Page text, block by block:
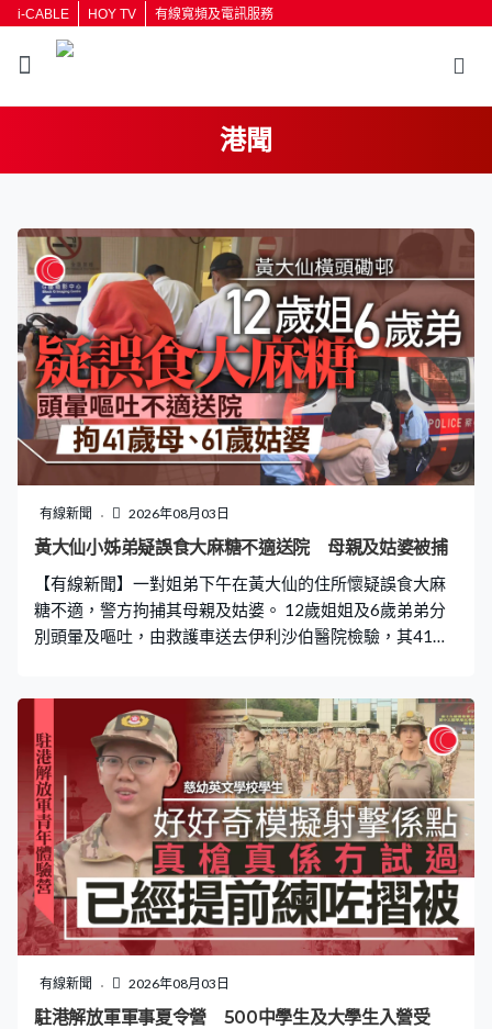
i-CABLE HOY TV 有線寬頻及電訊服務
港聞
有線新聞 2026年08月03日
黃大仙小姊弟疑誤食大麻糖不適送院 母親及姑婆被捕
【有線新聞】一對姐弟下午在黃大仙的住所懷疑誤食大麻
糖不適，警方拘捕其母親及姑婆。 12歲姐姐及6歲弟弟分
別頭暈及嘔吐，由救護車送去伊利沙伯醫院檢驗，其41歲
位，下午四時許警方接報指一對姐弟在家中食零食後不
適，警員到場調查，在單位檢獲大麻糖，拘捕兩人，警方
正調查事件。
有線新聞 2026年08月03日
駐港解放軍軍事夏令營 500中學生及大學生入營受